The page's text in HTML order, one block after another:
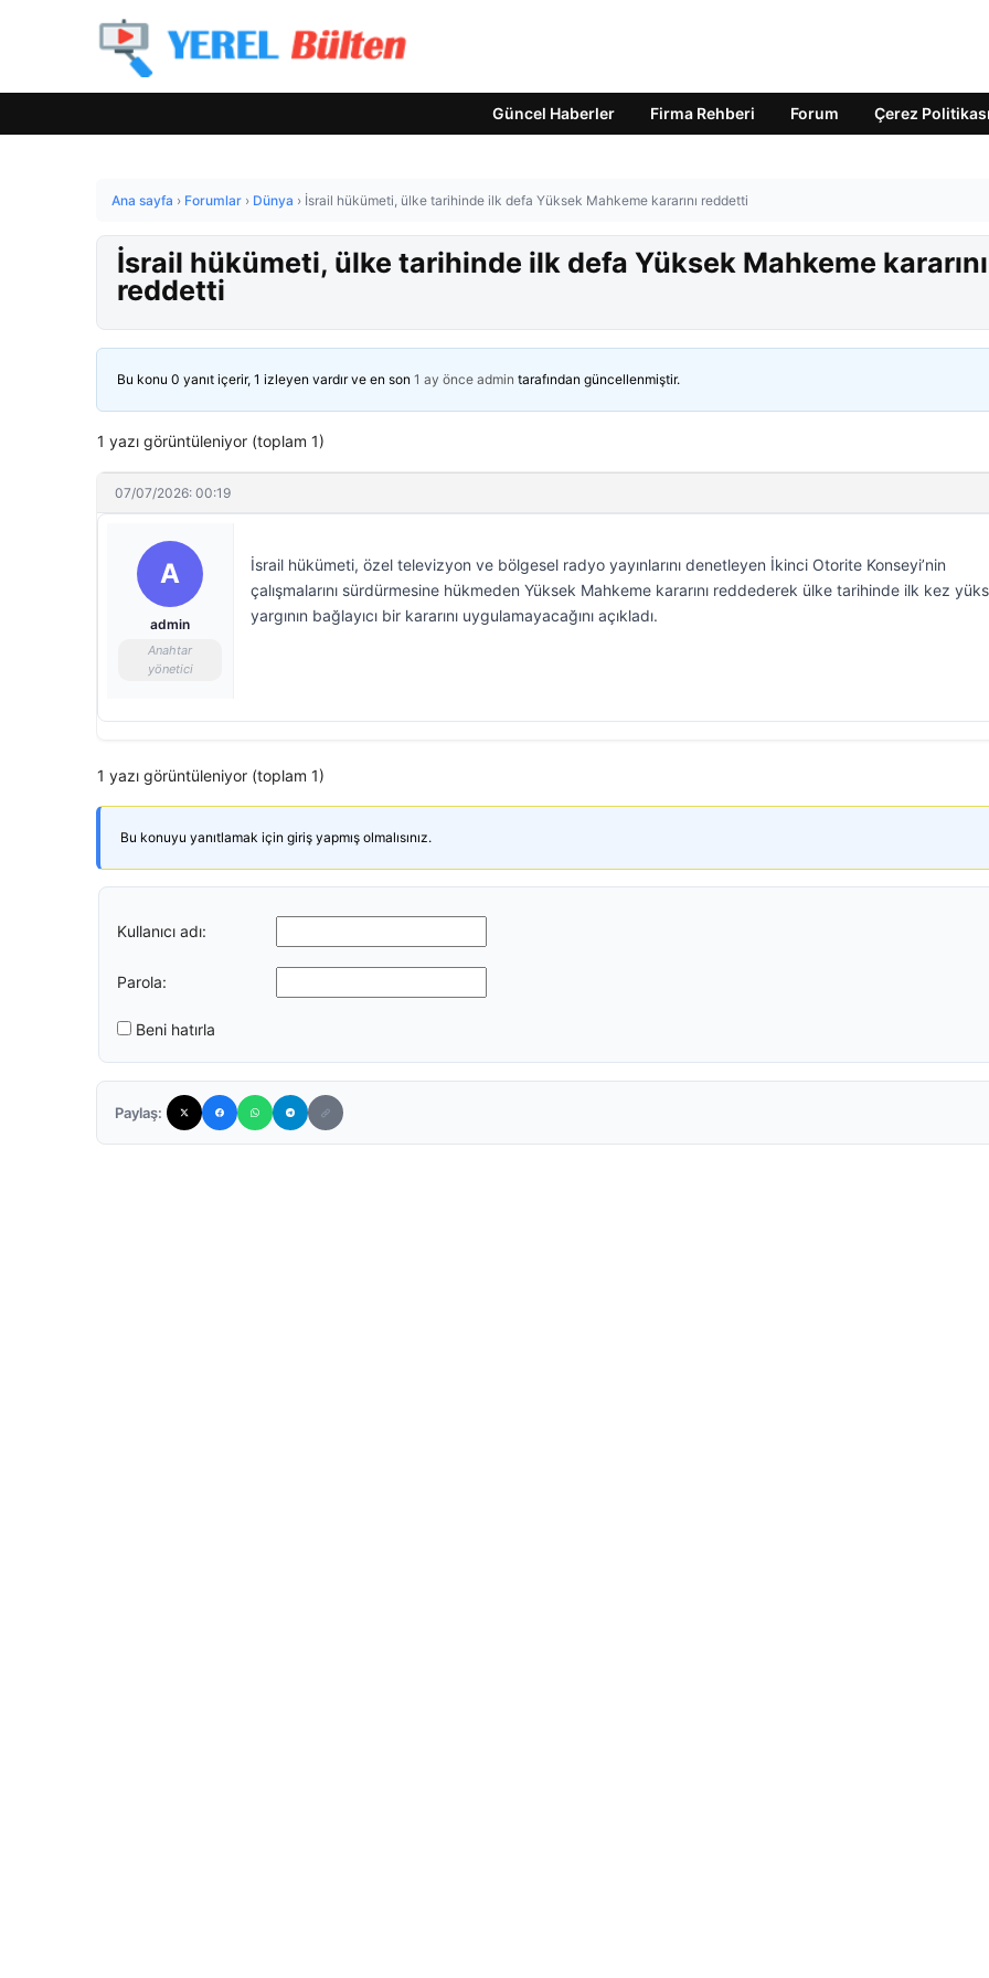
Güncel Haberler Firma Rehberi Forum Çerez Politikası
Ana sayfa › Forumlar › Dünya › İsrail hükümeti, ülke tarihinde ilk defa Yüksek Mahkeme kararını reddetti
İsrail hükümeti, ülke tarihinde ilk defa Yüksek Mahkeme kararını
reddetti
Bu konu 0 yanıt içerir, 1 izleyen vardır ve en son 1 ay önce admin tarafından güncellenmiştir.
1 yazı görüntüleniyor (toplam 1)
07/07/2026: 00:19
A
admin
Anahtar
yönetici
İsrail hükümeti, özel televizyon ve bölgesel radyo yayınlarını denetleyen İkinci Otorite Konseyi’nin
çalışmalarını sürdürmesine hükmeden Yüksek Mahkeme kararını reddederek ülke tarihinde ilk kez
yargının bağlayıcı bir kararını uygulamayacağını açıkladı.
1 yazı görüntüleniyor (toplam 1)
Bu konuyu yanıtlamak için giriş yapmış olmalısınız.
Kullanıcı adı:
Parola:
Beni hatırla
Paylaş: